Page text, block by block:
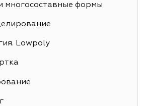
многосоставные формы
Lowpoly